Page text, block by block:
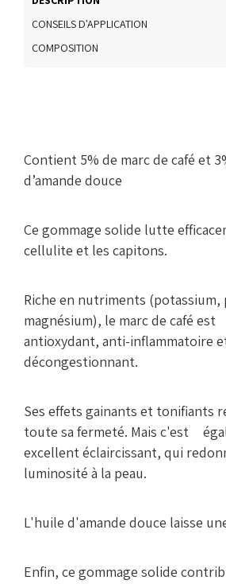
CONSEILS D'APPLICATION
COMPOSITION
Contient 5% de marc de café et
d’amande douce
Ce gommage solide lutte
cellulite et les capitons.
Riche en nutriments (potassium,
magnésium), le marc de café
antioxydant, anti-inflammatoire
décongestionnant.
Ses effets gainants et tonifiants
toute sa fermeté. Mais c'est
excellent éclaircissant, qui
luminosité à la peau.
L'huile d'amande douce laisse
Enfin, ce gommage solide